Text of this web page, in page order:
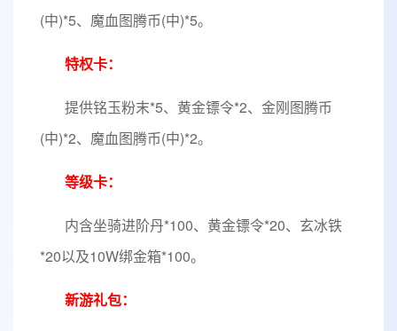
(中)*5、魔血图腾币(中)*5。
特权卡：
提供铭玉粉末*5、黄金镖令*2、金刚图腾币
(中)*2、魔血图腾币(中)*2。
等级卡：
内含坐骑进阶丹*100、黄金镖令*20、玄冰铁
*20以及10W绑金箱*100。
新游礼包：